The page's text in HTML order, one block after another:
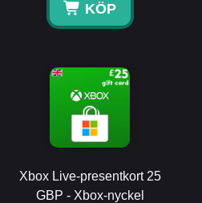
KÖP
Xbox Live-presentkort 25
GBP - Xbox-nyckel